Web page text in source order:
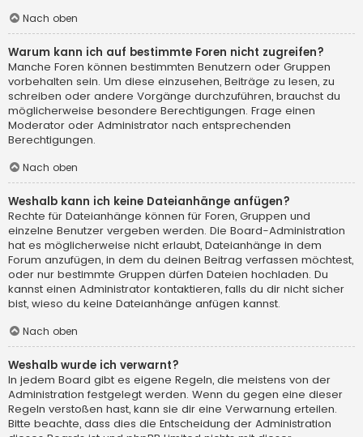
Nach oben
Warum kann ich auf bestimmte Foren nicht zugreifen?
Manche Foren können bestimmten Benutzern oder Gruppen
vorbehalten sein. Um diese einzusehen, Beiträge zu lesen, zu
schreiben oder andere Vorgänge durchzuführen, brauchst du
möglicherweise besondere Berechtigungen. Frage einen
Moderator oder Administrator nach entsprechenden
Berechtigungen.
Nach oben
Weshalb kann ich keine Dateianhänge anfügen?
Rechte für Dateianhänge können für Foren, Gruppen und
einzelne Benutzer vergeben werden. Die Board-Administration
hat es möglicherweise nicht erlaubt, Dateianhänge in dem
Forum anzufügen, in dem du deinen Beitrag verfassen möchtest,
oder nur bestimmte Gruppen dürfen Dateien hochladen. Du
kannst einen Administrator kontaktieren, falls du dir nicht sicher
bist, wieso du keine Dateianhänge anfügen kannst.
Nach oben
Weshalb wurde ich verwarnt?
In jedem Board gibt es eigene Regeln, die meistens von der
Administration festgelegt werden. Wenn du gegen eine dieser
Regeln verstoßen hast, kann sie dir eine Verwarnung erteilen.
Bitte beachte, dass dies die Entscheidung der Administration